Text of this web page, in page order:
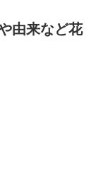
由来など花